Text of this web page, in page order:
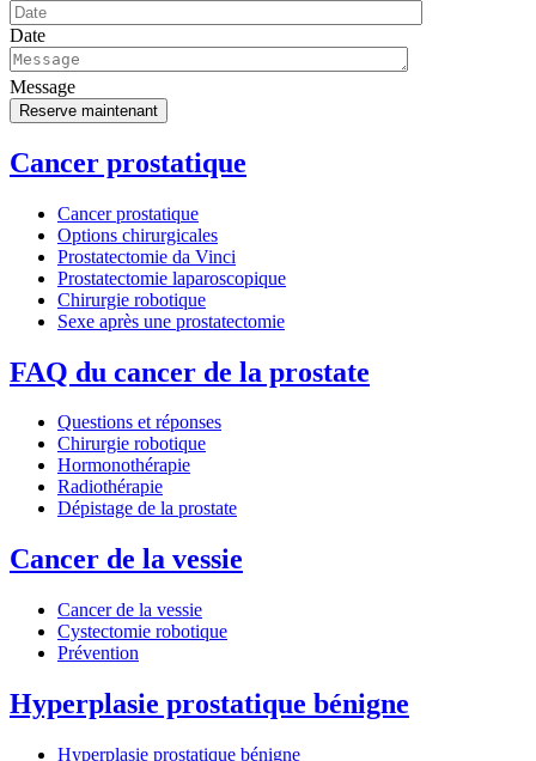
Date
Message
Cancer prostatique
Cancer prostatique
Options chirurgicales
Prostatectomie da Vinci
Prostatectomie laparoscopique
Chirurgie robotique
Sexe après une prostatectomie
FAQ du cancer de la prostate
Questions et réponses
Chirurgie robotique
Hormonothérapie
Radiothérapie
Dépistage de la prostate
Cancer de la vessie
Cancer de la vessie
Cystectomie robotique
Prévention
Hyperplasie prostatique bénigne
Hyperplasie prostatique bénigne